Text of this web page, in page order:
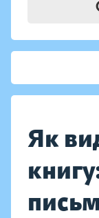
Як